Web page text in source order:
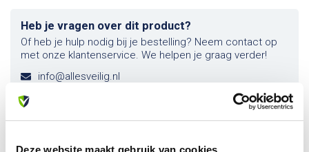
Deze website maakt gebruik van cookies
Heb je vragen over dit product?
Of heb je hulp nodig bij je bestelling? Neem contact op
met onze klantenservice. We helpen je graag verder!
info@allesveilig.nl